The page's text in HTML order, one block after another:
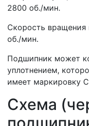
2800 об./мин.
Скорость
об./мин.
Подшипник может
уплотнением,
имеет маркировку
Схема